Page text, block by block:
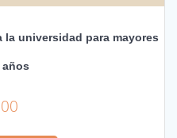
la universidad para mayores
años